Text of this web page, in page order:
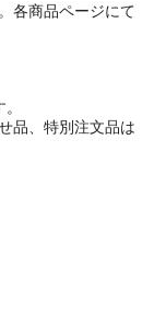
各商品ページにて
品、特別注文品は